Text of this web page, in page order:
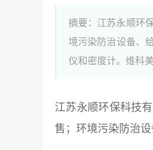
摘要：江苏永顺环
境污染防治设备、
仪和密度计。维科
江苏永顺环保科技
售；环境污染防治